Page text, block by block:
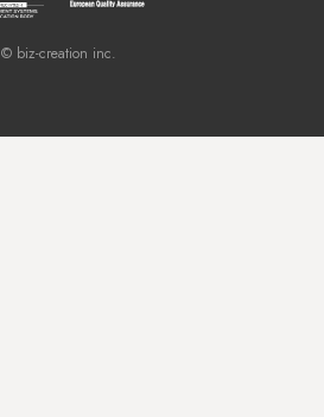
© biz-creation inc.